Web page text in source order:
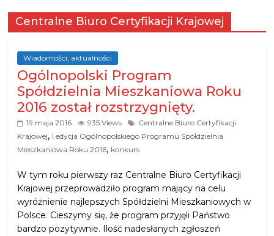
z
Centralne Biuro Certyfikacji Krajowej
Wiadomości, aktualności
Ogólnopolski Program
Spółdzielnia Mieszkaniowa Roku
2016 został rozstrzygnięty.
19 maja 2016 935 Views
Centralne Biuro Certyfikacji
Krajowej, I edycja Ogólnopolskiego Programu Spółdzielnia
Mieszkaniowa Roku 2016, konkurs
W tym roku pierwszy raz Centralne Biuro Certyfikacji
Krajowej przeprowadziło program mający na celu
wyróżnienie najlepszych Spółdzielni Mieszkaniowych w
Polsce. Cieszymy się, że program przyjęli Państwo
bardzo pozytywnie. Ilość nadesłanych zgłoszeń